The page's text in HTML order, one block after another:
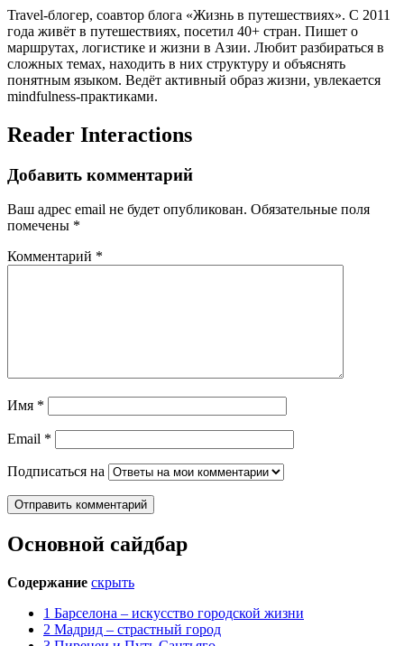
Travel-блогер, соавтор блога «Жизнь в путешествиях». С 2011
года живёт в путешествиях, посетил 40+ стран. Пишет о
маршрутах, логистике и жизни в Азии. Любит разбираться в
сложных темах, находить в них структуру и объяснять
понятным языком. Ведёт активный образ жизни, увлекается
mindfulness-практиками.
Reader Interactions
Добавить комментарий
Ваш адрес email не будет опубликован. Обязательные поля
помечены *
Комментарий *
Имя *
Email *
Подписаться на
Основной сайдбар
Содержание скрыть
1 Барселона – искусство городской жизни
2 Мадрид – страстный город